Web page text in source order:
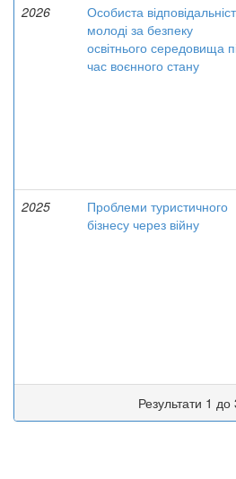
2026
Особиста
молоді за безпеку
освітнього середовища
час воєнного стану
2025
Проблеми туристичного
бізнесу через війну
Результати 1 до